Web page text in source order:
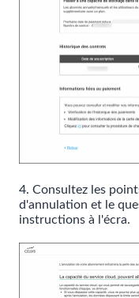
4. Consultez les
d'annulation et le
instructions à l'écra.